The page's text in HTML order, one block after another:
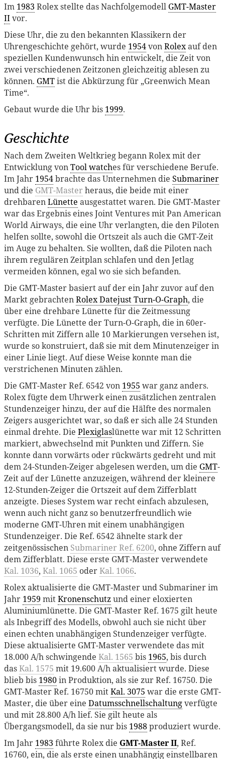
Im 1983 Rolex stellte das Nachfolgemodell GMT-Master
IIvor.
Diese Uhr, die zu den bekannten Klassikern der
Uhrengeschichte gehört, wurde 1954vonRolexauf den
speziellen Kundenwunsch hin entwickelt, die Zeit von
zwei verschiedenen Zeitzonen gleichzeitig ablesen zu
können. GMTist die Abkürzung für „Greenwich Mean
Time“.
Gebaut wurde die Uhr bis 1999.
Geschichte
Nach dem Zweiten Weltkrieg begann Rolex mit der
Entwicklung vonTool watches für verschiedene Berufe.
Im Jahr 1954brachte das Unternehmen die Submariner
und die GMT-Master heraus, die beide mit einer
drehbarenLünette ausgestattet waren. Die GMT-Master
war das Ergebnis eines Joint Ventures mit Pan American
World Airways, die eine Uhr verlangten, die den Piloten
helfen sollte, sowohl die Ortszeit als auch die GMT-Zeit
im Auge zu behalten. Sie wollten, daß die Piloten nach
ihrem regulären Zeitplan schlafen und den Jetlag
vermeiden können, egal wo sie sich befanden.
Die GMT-Master basiert auf der ein Jahr zuvor auf den
Markt gebrachtenRolex Datejust Turn-O-Graph, die
über eine drehbare Lünette für die Zeitmessung
verfügte. Die Lünette der Turn-O-Graph, die in 60er-
Schritten mit Ziffern alle 10 Markierungen versehen ist,
wurde so konstruiert, daß sie mit dem Minutenzeiger in
einer Linie liegt. Auf diese Weise konnte man die
verstrichenen Minuten zählen.
Die GMT-Master Ref. 6542 von 1955 war ganz anders.
Rolex fügte dem Uhrwerk einen zusätzlichen zentralen
Stundenzeiger hinzu, der auf die Hälfte des normalen
Zeigers ausgerichtet war, so daß er sich alle 24 Stunden
einmal drehte. Die Plexiglaslünette war mit 12 Schritten
markiert, abwechselnd mit Punkten und Ziffern. Sie
konnte dann vorwärts oder rückwärts gedreht und mit
dem 24-Stunden-Zeiger abgelesen werden, um die GMT-
Zeit auf der Lünette anzuzeigen, während der kleinere
12-Stunden-Zeiger die Ortszeit auf dem Zifferblatt
anzeigte. Dieses System war recht einfach abzulesen,
wenn auch nicht ganz so benutzerfreundlich wie
moderne GMT-Uhren mit einem unabhängigen
Stundenzeiger. Die Ref. 6542 ähnelte stark der
zeitgenössischen Submariner Ref. 6200, ohne Ziffern auf
dem Zifferblatt. Diese erste GMT-Master verwendete
Kal. 1036, Kal. 1065 oderKal. 1066.
Rolex aktualisierte die GMT-Master und Submariner im
Jahr 1959 mitKronenschutzund einer eloxierten
Aluminiumlünette. Die GMT-Master Ref. 1675 gilt heute
als Inbegriff des Modells, obwohl auch sie nicht über
einen echten unabhängigen Stundenzeiger verfügte.
Diese aktualisierte GMT-Master verwendete das mit
18.000 A/h schwingende Kal. 1565 bis 1965, bis durch
dasKal. 1575 mit 19.600 A/h aktualisiert wurde. Diese
blieb bis 1980in Produktion, als sie zur Ref. 16750. Die
GMT-Master Ref. 16750 mitKal. 3075 war die erste GMT-
Master, die über eine Datumsschnellschaltungverfügte
und mit 28.800 A/h lief. Sie gilt heute als
Übergangsmodell, da sie nur bis 1988produziert wurde.
Im Jahr 1983 führte Rolex die GMT-Master II, Ref.
16760, ein, die als erste einen unabhängig einstellbaren